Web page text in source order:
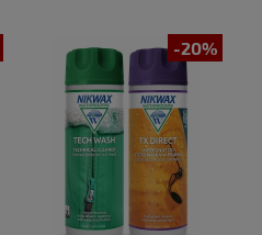
-20%